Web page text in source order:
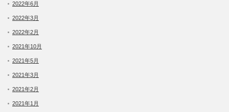
2022年6月
2022年3月
2022年2月
2021年10月
2021年5月
2021年3月
2021年2月
2021年1月